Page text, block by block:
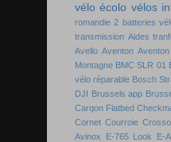
vélo écolo vélos
romandie 2 batteries
transmission Aides
Avello Aventon
Montagne BMC SLR 01
vélo réparable Bosch
DJI Brussels app
Carqon Flatbed
Cornet Courroie
Avinox
E-765 Look E-